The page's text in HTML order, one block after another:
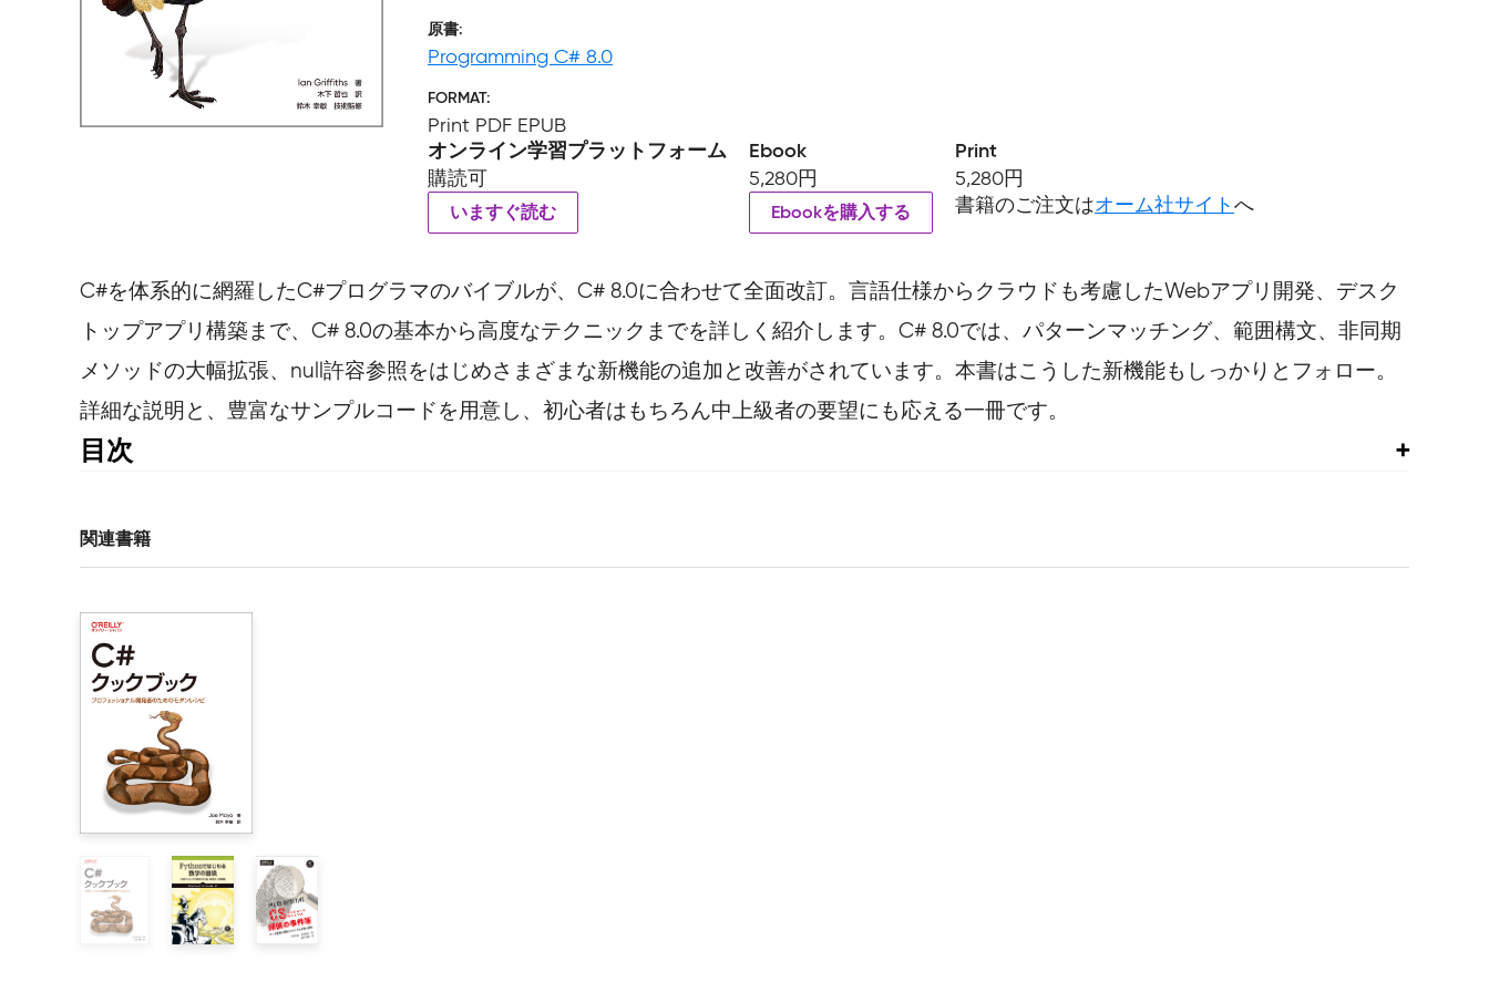
原書
Programming C# 8.0
FORMAT
Print PDF EPUB
オンライン学習プラットフォーム
購読可
いますぐ読む
Ebook
5,280円
Ebookを購入する
Print
5,280円
書籍のご注文はオーム社サイトへ
C#を体系的に網羅したC#プログラマのバイブルが、C# 8.0に合わせて全面改訂。言語仕様からクラウドも考慮したWebアプリ開発、デスク
トップアプリ構築まで、C# 8.0の基本から高度なテクニックまでを詳しく紹介します。C# 8.0では、パターンマッチング、範囲構文、非同期
メソッドの大幅拡張、null許容参照をはじめさまざまな新機能の追加と改善がされています。本書はこうした新機能もしっかりとフォロー。
詳細な説明と、豊富なサンプルコードを用意し、初心者はもちろん中上級者の要望にも応える一冊です。
目次
1章　C#の基礎
    1.2　C#の主な特徴
        1.2.1　マネージコードとCLR
        1.2.2　専用よりも汎用を
    1.3　C#標準と実装
        1.3.1　多数のMicrosoft .NET（一時的なものとして）
        1.3.2　.NET Standardによる複数の.NETバージョンへの対応
    1.4　Visual StudioとVisual Studio Code
    1.5　簡単なプログラムの分析
        1.5.2　他からのプロジェクトの参照
        1.5.3　外部ライブラリの参照
        1.5.4　単体テストの記述
関連書籍